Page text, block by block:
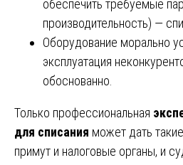
обеспечить требуемые
производительность) —
Оборудование морально
эксплуатация
обоснованно.
Только профессиональная
для списания может дать
примут и налоговые органы, и